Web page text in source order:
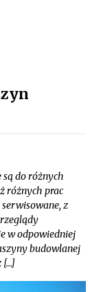
do różnych
różnych prac
z
w odpowiedniej
budowlanej
[…]